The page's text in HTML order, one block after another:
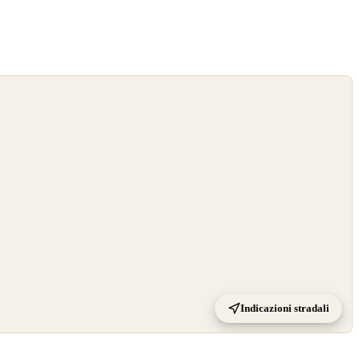
Indicazioni stradali